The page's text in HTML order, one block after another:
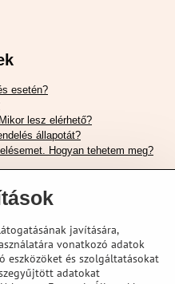
esetén?
lesz elérhető?
állapotát?
Hogyan tehetem meg?
villát ?
sisakot?
javítására,
vonatkozó adatok
eszközöket és szolgáltatásokat
adatokat